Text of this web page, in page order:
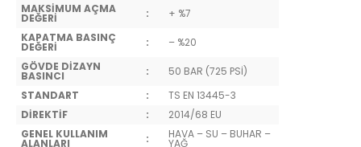
MAKSİMUM AÇMA
DEĞERİ :
+ %7
KAPATMA BASINÇ
DEĞERİ :
– %20
GÖVDE DİZAYN
BASINCI :
50 BAR (725 PSİ)
STANDART
:
TS EN 13445-3
DİREKTİF
:
2014/68 EU
GENEL KULLANIM
ALANLARI : HAVA – SU – BUHAR –
YAĞ